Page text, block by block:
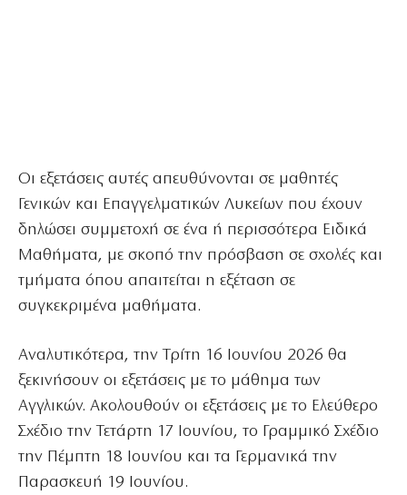
Οι εξετάσεις αυτές απευθύνονται σε μαθητές
Γενικών και Επαγγελματικών Λυκείων που έχουν
δηλώσει συμμετοχή σε ένα ή περισσότερα Ειδικά
Μαθήματα, με σκοπό την πρόσβαση σε σχολές και
τμήματα όπου απαιτείται η εξέταση σε
συγκεκριμένα μαθήματα.
Αναλυτικότερα, την Τρίτη 16 Ιουνίου 2026 θα
ξεκινήσουν οι εξετάσεις με το μάθημα των
Αγγλικών. Ακολουθούν οι εξετάσεις με το Ελεύθερο
Σχέδιο την Τετάρτη 17 Ιουνίου, το Γραμμικό Σχέδιο
την Πέμπτη 18 Ιουνίου και τα Γερμανικά την
Παρασκευή 19 Ιουνίου.